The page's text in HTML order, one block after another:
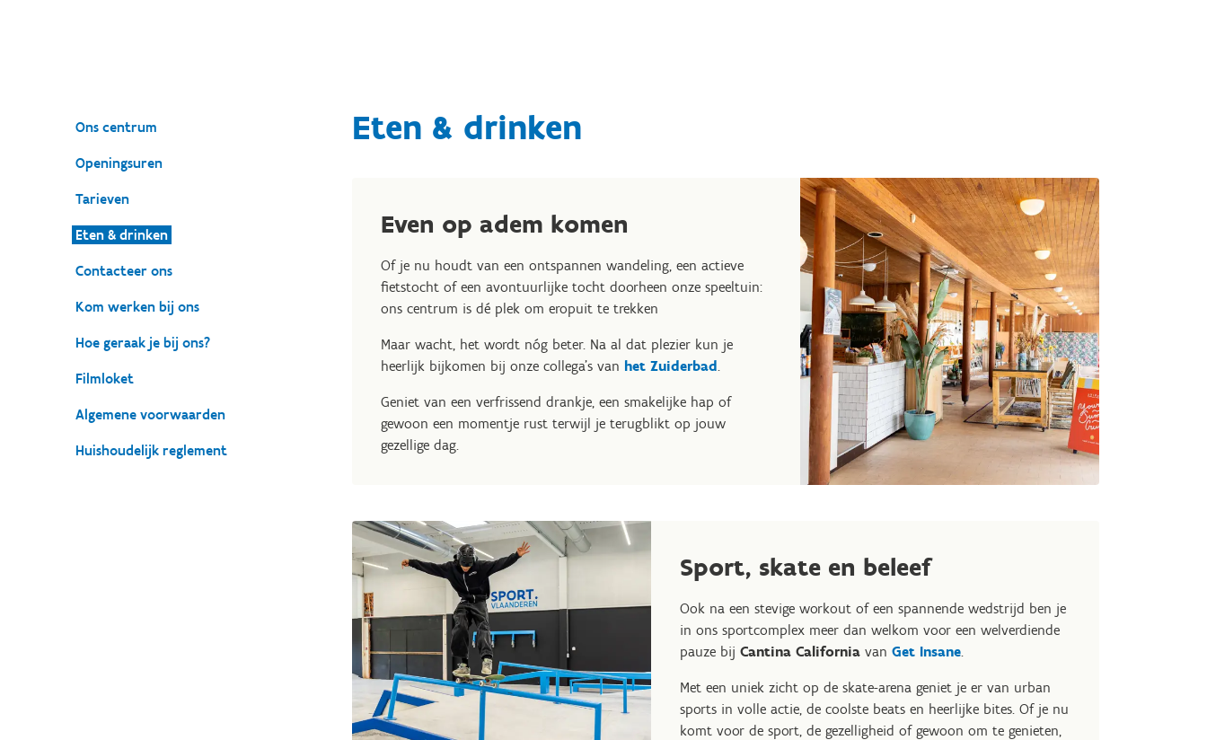
Ons centrum
Openingsuren
Tarieven
Eten & drinken
Contacteer ons
Kom werken bij ons
Hoe geraak je bij ons?
Filmloket
Algemene voorwaarden
Huishoudelijk reglement
Eten & drinken
Even op adem komen
Of je nu houdt van een ontspannen wandeling, een actieve
fietstocht of een avontuurlijke tocht doorheen onze speeltuin:
ons centrum is dé plek om eropuit te trekken
Maar wacht, het wordt nóg beter. Na al dat plezier kun je
heerlijk bijkomen bij onze collega's van het Zuiderbad.
Geniet van een verfrissend drankje, een smakelijke hap of
gewoon een momentje rust terwijl je terugblikt op jouw
gezellige dag.
Sport, skate en beleef
Ook na een stevige workout of een spannende wedstrijd ben je
in ons sportcomplex meer dan welkom voor een welverdiende
pauze bij Cantina Californiavan Get Insane.
Met een uniek zicht op de skate-arena geniet je er van urban
sports in volle actie, de coolste beats en heerlijke bites. Of je nu
komt voor de sport, de gezelligheid of gewoon om te genieten,